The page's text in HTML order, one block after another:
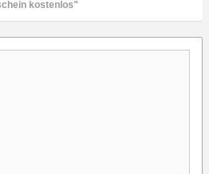
kostenlos"